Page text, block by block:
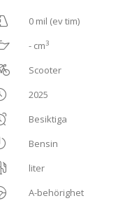
0 mil (ev tim)
- cm3
Scooter
2025
Besiktiga
Bensin
liter
A-behörighet